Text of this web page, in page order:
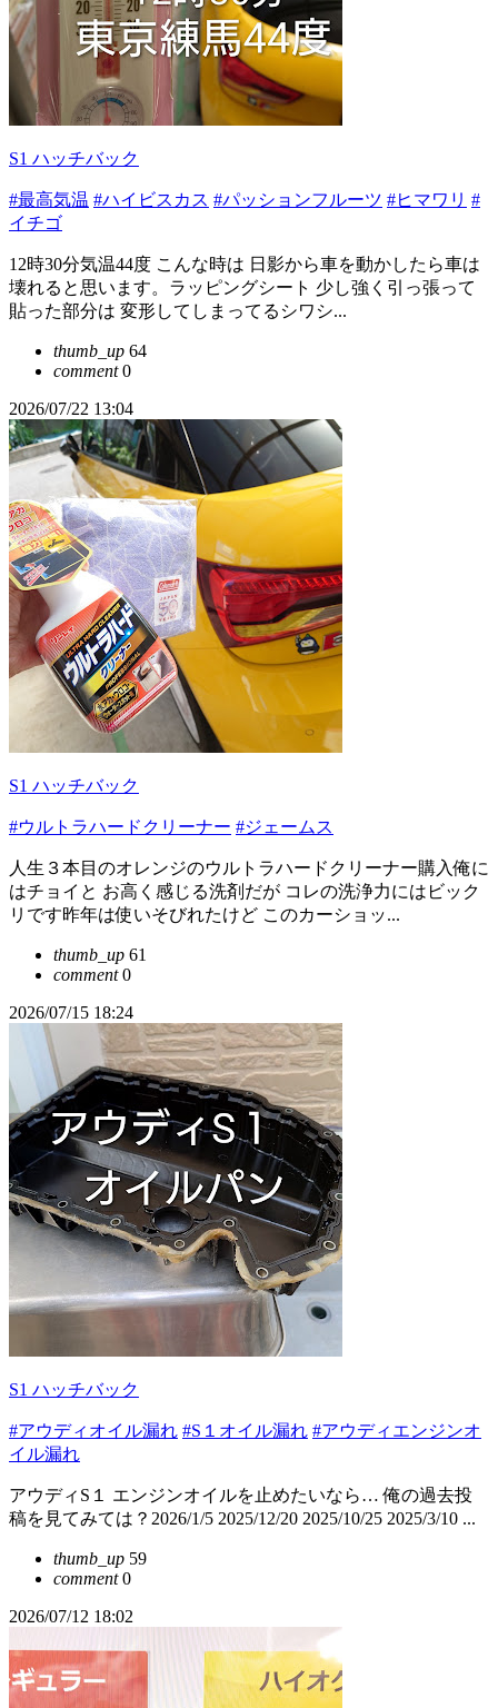
S1 ハッチバック
#最高気温 #ハイビスカス #パッションフルーツ #ヒマワリ #
イチゴ
12時30分気温44度 こんな時は 日影から車を動かしたら車は
壊れると思います。ラッピングシート 少し強く引っ張って
貼った部分は 変形してしまってるシワシ...
thumb_up 64
comment0
2026/07/22 13:04
S1 ハッチバック
#ウルトラハードクリーナー #ジェームス
人生３本目のオレンジのウルトラハードクリーナー購入俺に
はチョイと お高く感じる洗剤だが コレの洗浄力にはビック
リです昨年は使いそびれたけど このカーショッ...
thumb_up 61
comment0
2026/07/15 18:24
S1 ハッチバック
#アウディオイル漏れ #S１オイル漏れ #アウディエンジンオ
イル漏れ
アウディS１ エンジンオイルを止めたいなら… 俺の過去投
稿を見てみては？2026/1/5 2025/12/20 2025/10/25 2025/3/10 ...
thumb_up 59
comment0
2026/07/12 18:02